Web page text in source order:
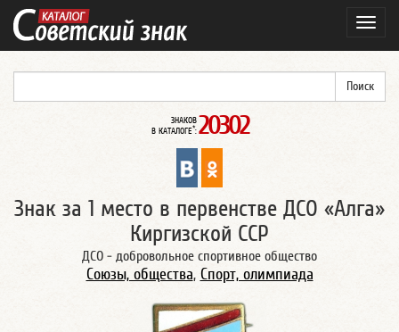
ЗНАКОВ
В КАТАЛОГЕ*: 20302
Знак за 1 место в первенстве ДСО «Алга»
Киргизской ССР
ДСО - добровольное спортивное общество
Союзы, общества, Спорт, олимпиада